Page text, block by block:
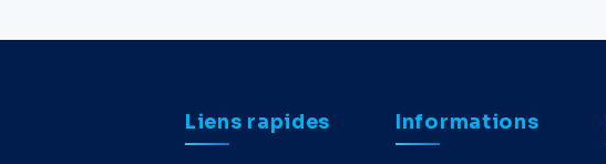
Liens rapides Informations